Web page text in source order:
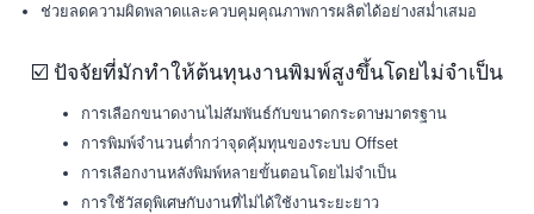
ช่วยลดความผิดพลาดและควบคุมคุณภาพการผลิตได้อย่างสม่ำเสมอ
☑️ ปัจจัยที่มักทำให้ต้นทุนงานพิมพ์สูงขึ้นโดยไม่จำเป็น
การเลือกขนาดงานไม่สัมพันธ์กับขนาดกระดาษมาตรฐาน
การพิมพ์จำนวนต่ำกว่าจุดคุ้มทุนของระบบ Offset
การเลือกงานหลังพิมพ์หลายขั้นตอนโดยไม่จำเป็น
การใช้วัสดุพิเศษกับงานที่ไม่ได้ใช้งานระยะยาว